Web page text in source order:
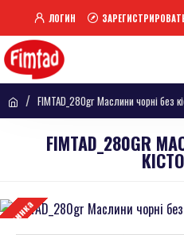
ЛОГИН
FIMTAD_280gr Маслини чорні без
FIMTAD_280GR